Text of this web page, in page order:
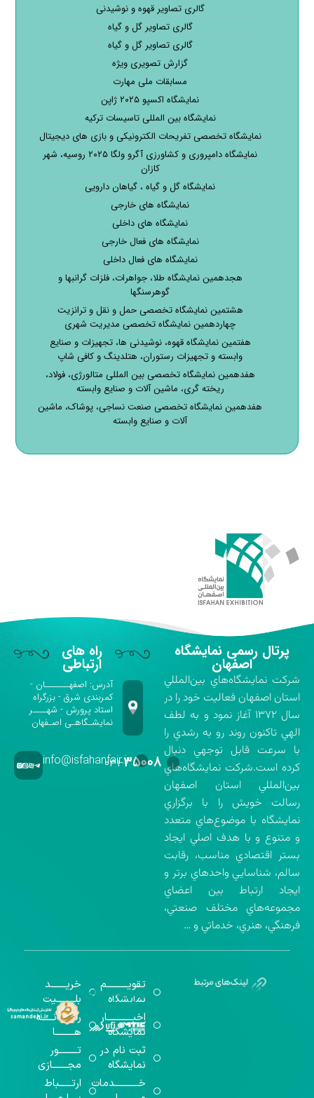
گالری تصاویر قهوه و نوشیدنی
گالری تصاویر گل و گیاه
گالری تصاویر گل و گیاه
گزارش تصویری ویژه
مسابقات ملی مهارت
نمایشگاه اکسپو ۲۰۲۵ ژاپن
نمایشگاه بین المللی تاسیسات ترکیه
نمایشگاه تخصصی تفریحات الکترونیکی و بازی های دیجیتال
نمایشگاه دامپروری و کشاورزی آگرو ولگا ۲۰۲۵ روسیه، شهر
کازان
نمایشگاه گل و گیاه ، گیاهان دارویی
نمایشگاه های خارجی
نمایشگاه های داخلی
نمایشگاه های فعال خارجی
نمایشگاه های فعال داخلی
هجدهمین نمایشگاه طلا، جواهرات، فلزات گرانبها و
گوهرسنگها
هشتمین نمایشگاه تخصصی حمل و نقل و ترانزیت
چهاردهمین نمایشگاه تخصصی مدیریت شهری
هفتمین نمایشگاه قهوه، نوشیدنی ها، تجهیزات و صنایع
وابسته و تجهیزات رستوران، هتلدینگ و کافی شاپ
هفدهمین نمایشگاه تخصصی بین المللی متالورژی، فولاد،
ریخته گری، ماشین آلات و صنایع وابسته
هفدهمین نمایشگاه تخصصی صنعت نساجی، پوشاک، ماشین
آلات و صنایع وابسته
پرتال رسمی نمایشگاه
اصفهان
شركت نمايشگاه‌هاي بين‌المللي
استان اصفهان فعاليت خود را در
سال ۱۳۷۲ آغاز نمود و به لطف
الهي تاكنون روند رو به رشدي را
با سرعت قابل توجهي دنبال
كرده است.شركت نمايشگاه‌هاي
بين‌المللي استان اصفهان
رسالت خويش را با برگزاري
نمايشگاه با موضوع‌هاي متعدد
و متنوع و با هدف اصلي ايجاد
بستر اقتصادي مناسب، رقابت
سالم، شناسايي واحدهاي برتر و
ايجاد ارتباط بين اعضاي
مجموعه‌هاي مختلف صنعتي،
فرهنگي، هنري، خدماتي و …
راه های
ارتباطی
آدرس: اصفهـــــــان -
کمربندی شرق - بزرگراه
استاد پرورش - شهــــر
نمایشـگاهـی اصـفهان
۰۳۱-۳۵۰۰۸info@isfahanfair.ir
تقویــــــــــم
نمایشگاه
اخبــــــــــــار
نمایشگاه
ثبت نام در
نمایشگاه
خـــــــــــدمات
خریـــــــد
بلـــــــــیت
رســـــانــــــه
هـــــــــا
تـــــــــور
مجـــــــازی
ارتــــــباط
گواهینامه‌های
اخذ شده